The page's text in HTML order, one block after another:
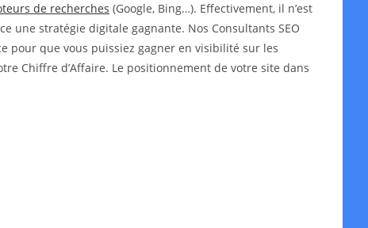
de recherches (Google, Bing…). Effectivement, il n’est
une stratégie digitale gagnante. Nos Consultants SEO
pour que vous puissiez gagner en visibilité sur les
Chiffre d’Affaire. Le positionnement de votre site dans